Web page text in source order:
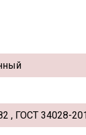
, ГОСТ 34028-